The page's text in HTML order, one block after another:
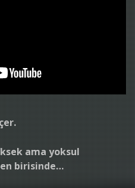
ama yoksul
birisinde…